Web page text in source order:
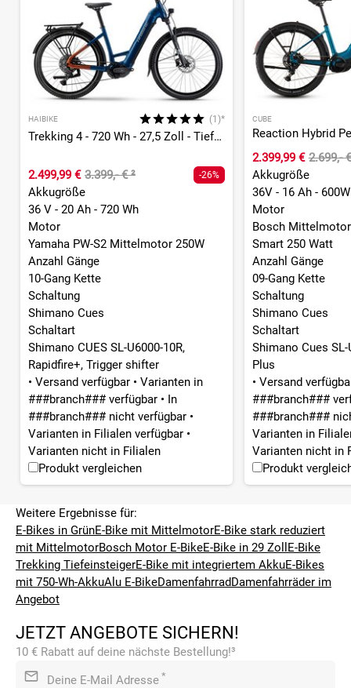
HAIBIKE (1)*
Trekking 4 - 720 Wh - 27,5 Zoll - Tiefeinsteiger
2.499,99 € 3.399,- €² -26%
Akkugröße
36 V - 20 Ah - 720 Wh
Motor
Yamaha PW-S2 Mittelmotor 250W
Anzahl Gänge
10-Gang Kette
Schaltung
Shimano Cues
Schaltart
Shimano CUES SL-U6000-10R,
Rapidfire+, Trigger shifter
• Versand verfügbar • Varianten in
###branch### verfügbar • In
###branch### nicht verfügbar •
Varianten in Filialen verfügbar •
Varianten nicht in Filialen
Produkt vergleichen
CUBE
2.399,99 € 2.699,-
Akkugröße
36V - 16 Ah -
Motor
Bosch
Smart 250 Watt
Anzahl Gänge
09-Gang Kette
Schaltung
Shimano Cues
Schaltart
Shimano Cues
Plus
• Versand
###branch###
###branch###
Varianten in
Varianten nicht in
Produkt
Weitere Ergebnisse für:
E-Bikes in GrünE-Bike mit MittelmotorE-Bike stark reduziert
mit MittelmotorBosch Motor E-BikeE-Bike in 29 Zoll E-Bike
Trekking TiefeinsteigerE-Bike mit integriertem AkkuE-Bikes
mit 750-Wh-AkkuAlu E-BikeDamenfahrradDamenfahrräder im
Angebot
JETZT ANGEBOTE SICHERN!
10 € Rabatt auf deine nächste Bestellung!³
Deine E-Mail Adresse *